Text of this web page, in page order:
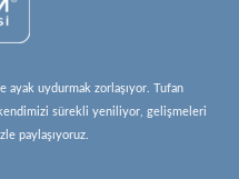
ayak uydurmak zorlaşıyor. Tufan
kendimizi sürekli yeniliyor, gelişmeleri
paylaşıyoruz.